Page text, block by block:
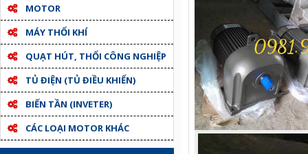
MOTOR
MÁY THỔI KHÍ
QUẠT HÚT, THỔI CÔNG NGHIỆP
TỦ ĐIỆN (TỦ ĐIỀU KHIỂN)
BIẾN TẦN (INVETER)
CÁC LOẠI MOTOR KHÁC